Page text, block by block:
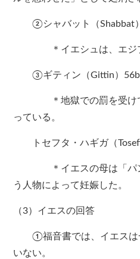
②シャバット（Shabbat
＊イエシュは、エジプ
③ギティン（Gittin）
＊地獄での罰を受けて
っている。
トセフタ・ハギガ（
＊イエスの母は「パン
う人物によって妊娠した。
（3）イエスの回答
①福音書では、イエスは
いない。